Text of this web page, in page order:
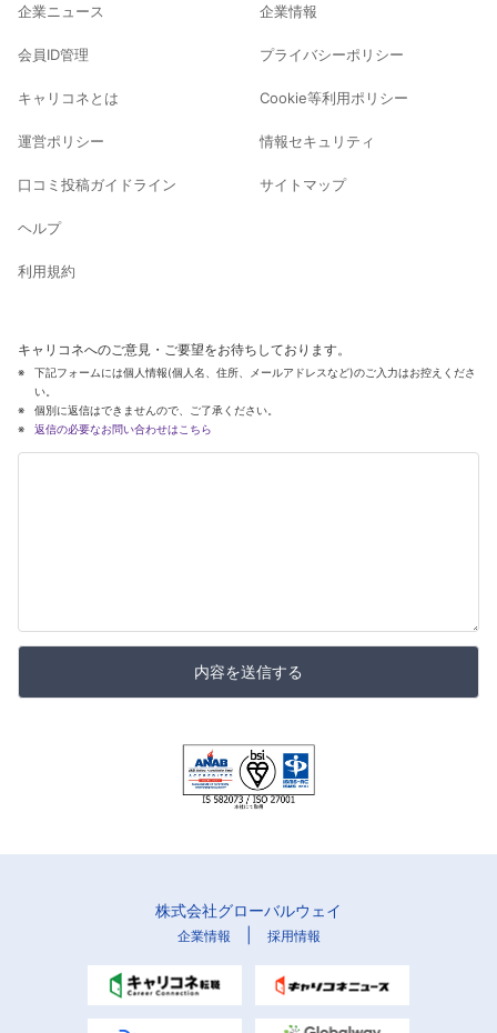
企業ニュース
会員ID管理
キャリコネとは
運営ポリシー
口コミ投稿ガイドライン
ヘルプ
利用規約
企業情報
プライバシーポリシー
Cookie等利用ポリシー
情報セキュリティ
サイトマップ
キャリコネへのご意見・ご要望をお待ちしております。
下記フォームには個人情報(個人名、住所、メールアドレスなど)のご入力はお控えくださ
い。
個別に返信はできませんので、ご了承ください。
返信の必要なお問い合わせはこちら
内容を送信する
株式会社グローバルウェイ
企業情報 採用情報